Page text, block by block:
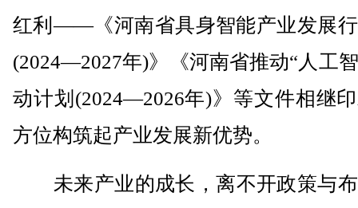
红利——《河南省具身智能产业发展
(2024—2027年)》《河南省推动“人工
动计划(2024—2026年)》等文件相继
方位构筑起产业发展新优势。
未来产业的成长，离不开政策与